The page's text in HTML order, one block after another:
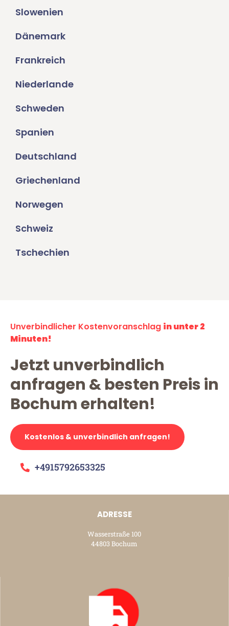
Slowenien
Dänemark
Frankreich
Niederlande
Schweden
Spanien
Deutschland
Griechenland
Norwegen
Schweiz
Tschechien
Unverbindlicher Kostenvoranschlag in unter 2
Minuten!
Jetzt unverbindlich
anfragen & besten Preis in
Bochum erhalten!
Kostenlos & unverbindlich anfragen!
+4915792653325
ADRESSE
Wasserstraße 100
44803 Bochum